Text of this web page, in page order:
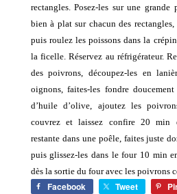
rectangles. Posez-les sur une grande
bien à plat sur chacun des rectangles,
puis roulez les poissons dans la
la ficelle. Réservez au réfrigérateur.
des poivrons, découpez-les en
oignons, faites-les fondre
d’huile d’olive, ajoutez les
couvrez et laissez confire 20 min
restante dans une poêle, faites juste
puis glissez-les dans le four 10 min
dès la sortie du four avec les poivrons
Facebook Tweet